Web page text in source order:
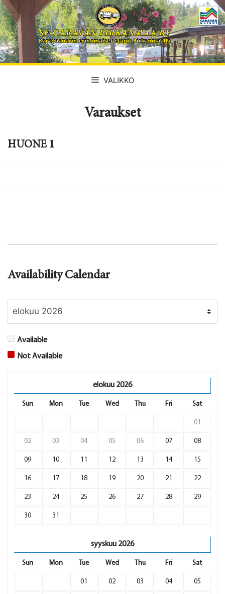
Siirry
sisältöön
VALIKKO
Varaukset
HUONE 1
Availability Calendar
Available
Not Available
elokuu 2026
Sun Mon Tue Wed Thu Fri Sat
01
02 03 04 05 06 07 08
09 10 11 12 13 14 15
16 17 18 19 20 21 22
23 24 25 26 27 28 29
30 31
syyskuu 2026
Sun Mon Tue Wed Thu Fri Sat
01 02 03 04 05